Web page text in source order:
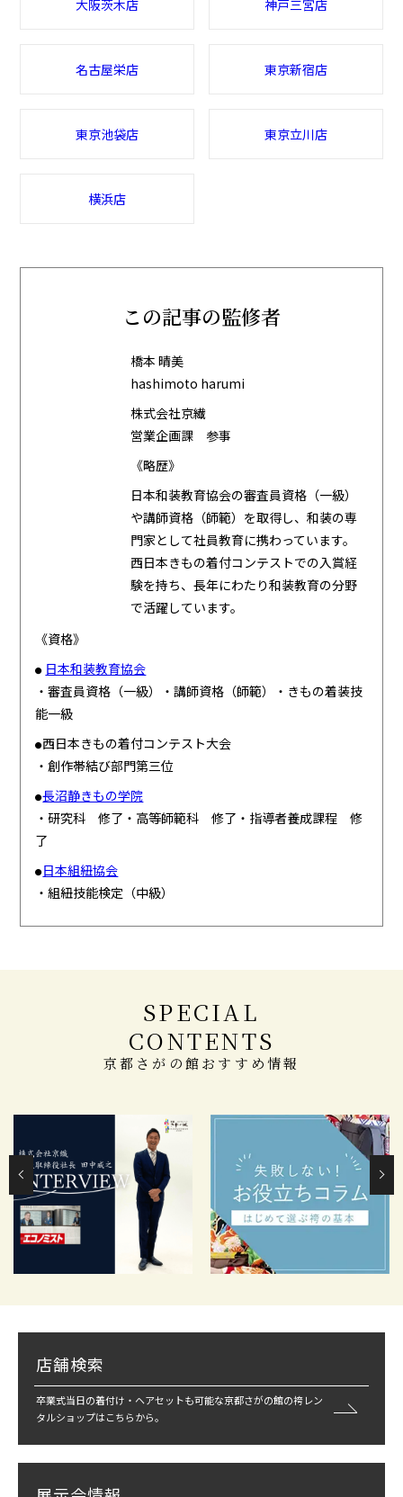
大阪茨木店 神戸三宮店
名古屋栄店 東京新宿店
東京池袋店 東京立川店
横浜店
この記事の監修者
橋本 晴美
hashimoto harumi
株式会社京繊
営業企画課 参事
《略歴》
日本和装教育協会の審査員資格（一級）
や講師資格（師範）を取得し、和装の専
門家として社員教育に携わっています。
西日本きもの着付コンテストでの入賞経
験を持ち、長年にわたり和装教育の分野
で活躍しています。
《資格》
● 日本和装教育協会
・審査員資格（一級）・講師資格（師範）・きもの着装技
能一級
●西日本きもの着付コンテスト大会
・創作帯結び部門第三位
●長沼静きもの学院
・研究科 修了・高等師範科 修了・指導者養成課程 修
了
●日本組紐協会
・組紐技能検定（中級）
SPECIAL
CONTENTS
京都さがの館おすすめ情報
店舗検索
卒業式当日の着付け・ヘアセットも可能な京都さがの館の袴レン
タルショップはこちらから。